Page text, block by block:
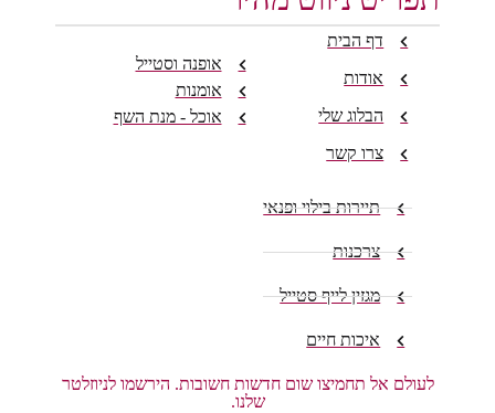
דף הבית
אודות
הבלוג שלי
צרו קשר
אופנה וסטייל
אומנות
אוכל - מנת השף
תיירות בילוי ופנאי
צרכנות
מגזין לייף סטייל
איכות חיים
לעולם אל תחמיצו שום חדשות חשובות. הירשמו לניוזלטר
שלנו.